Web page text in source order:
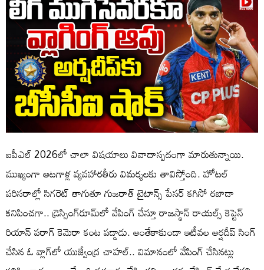
ఐపీఎల్ 2026లో చాలా విషయాలు వివాదాస్పదంగా మారుతున్నాయి.
ముఖ్యంగా ఆటగాళ్ల వ్యవహారతీరు విమర్శలకు తావిస్తోంది. హోటల్
పరిసరాల్లో సిగరెట్‌ తాగుతూ గుజరాత్ టైటాన్స్ పేసర్ కగిసో రబాడా
కనిపించగా.. డ్రెస్సింగ్‌రూమ్‌లో వేపింగ్ చేస్తూ రాజస్థాన్ రాయల్స్ కెప్టెన్
రియాన్ పరాగ్ కెమెరా కంట పడ్డాడు. అంతేకాకుండా ఇటీవల అర్షదీప్ సింగ్
చేసిన ఓ వ్లాగ్‌లో యుజ్వేంద్ర చాహల్‌.. విమానంలో వేపింగ్ చేసినట్లు